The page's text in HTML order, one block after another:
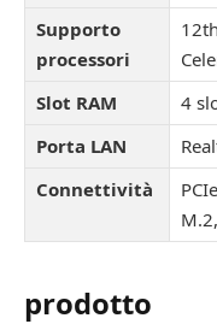
Supporto
processori
Slot RAM
4
Porta LAN
Connettività
prodotto